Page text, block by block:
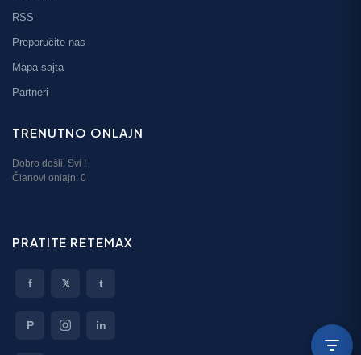
RSS
Preporučite nas
Mapa sajta
Partneri
TRENUTNO ONLAJN
Dobro došli, Svi !
Članovi onlajn: 0
PRATITE RETEMAX
f 𝕏 t
P in